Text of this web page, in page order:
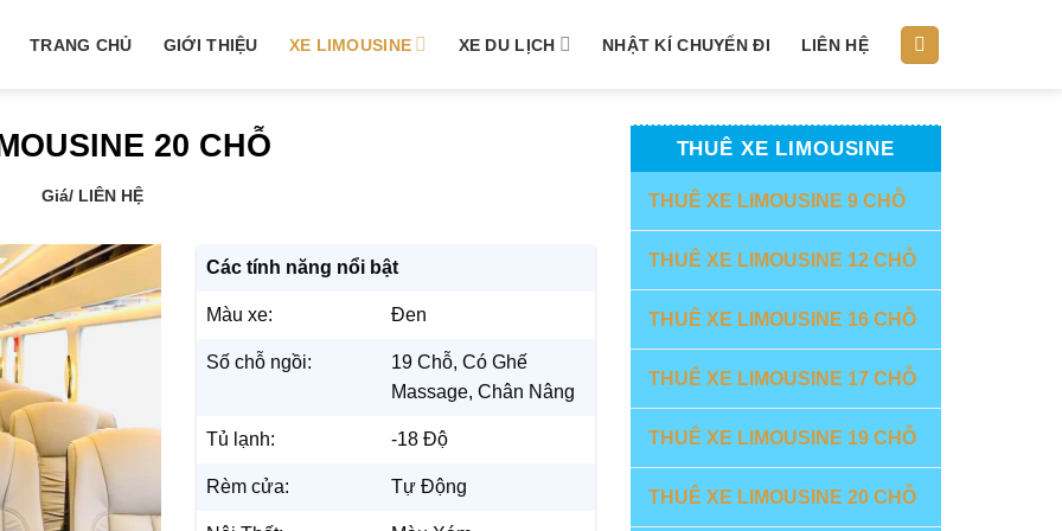
TRANG CHỦ GIỚI THIỆU XE LIMOUSINE XE DU LỊCH NHẬT KÍ CHUYẾN ĐI LIÊN HỆ
20 CHỖ
Giá/ LIÊN HỆ
Các tính năng nổi bật
Màu xe: Đen
Số chỗ ngồi:
19 Chỗ, Có Ghế
Massage, Chân Nâng
Tủ lạnh: -18 Độ
Rèm cửa: Tự Động
THUÊ XE LIMOUSINE
THUÊ XE LIMOUSINE 9 CHỖ
THUÊ XE LIMOUSINE 12 CHỖ
THUÊ XE LIMOUSINE 16 CHỖ
THUÊ XE LIMOUSINE 17 CHỖ
THUÊ XE LIMOUSINE 19 CHỖ
THUÊ XE LIMOUSINE 20 CHỖ